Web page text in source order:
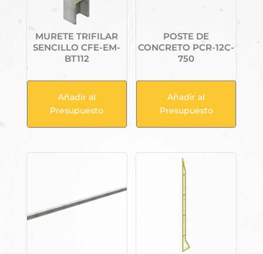
MURETE TRIFILAR
SENCILLO CFE-EM-
BT112
Añadir al
Presupuesto
POSTE DE
CONCRETO PCR-12C-
750
Añadir al
Presupuesto